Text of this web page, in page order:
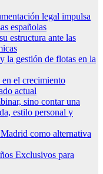
legal impulsa
españolas
estructura ante las
la gestión de flotas en la
el crecimiento
actual
sino contar una
estilo personal y
como alternativa
Exclusivos para